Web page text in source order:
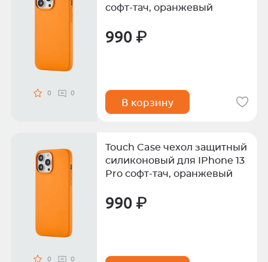
0 0
софт-тач, оранжевый
990 ₽
В корзину
0 0
Touch Case чехол защитный
силиконовый для IPhone 13
Pro софт-тач, оранжевый
990 ₽